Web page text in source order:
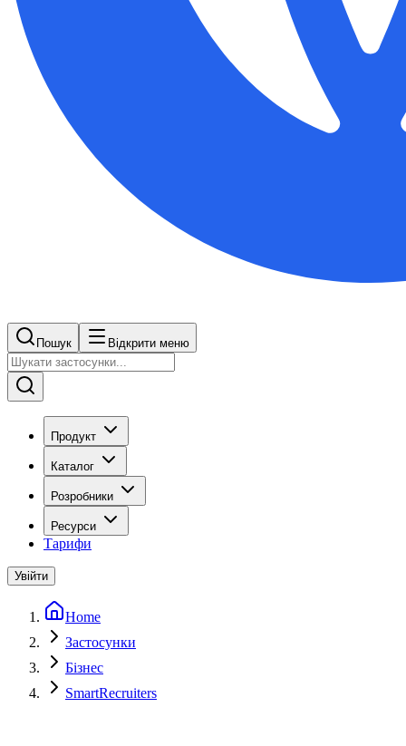
Пошук Відкрити меню
Продукт
Каталог
Розробники
Ресурси
Тарифи
Увійти
Home
Застосунки
Бізнес
SmartRecruiters